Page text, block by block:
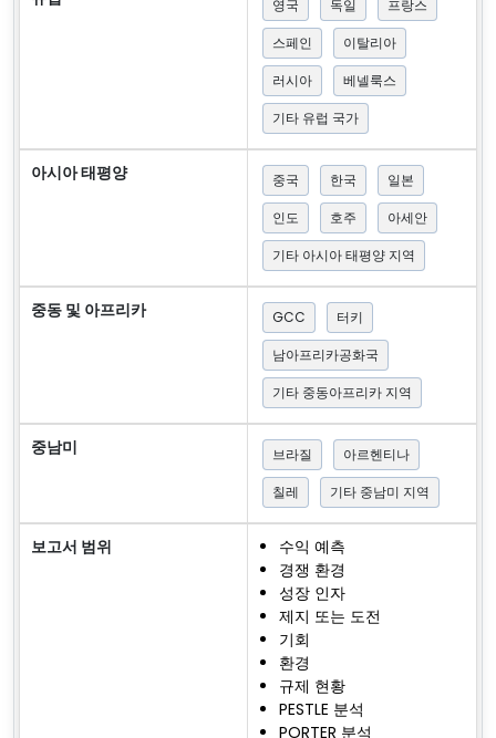
영국 독일
프랑스
스페인
이탈리아
러시아
베넬룩스
기타 유럽 국가
아시아 태평양 중국 한국
일본
인도
호주
아세안
기타 아시아 태평양 지역
중동 및 아프리카 GCC
터키
남아프리카공화국
기타 중동아프리카 지역
중남미 브라질
아르헨티나
칠레
기타 중남미 지역
보고서 범위
수익 예측
경쟁 환경
성장 인자
제지 또는 도전
기회
환경
규제 현황
PESTLE 분석
PORTER 분석